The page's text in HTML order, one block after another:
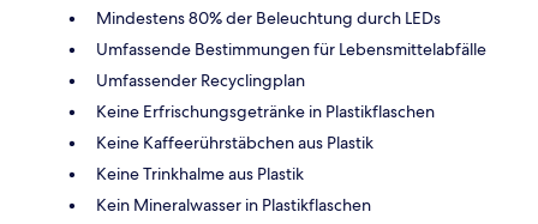
Mindestens 80% der Beleuchtung durch LEDs
Umfassende Bestimmungen für Lebensmittelabfälle
Umfassender Recyclingplan
Keine Erfrischungsgetränke in Plastikflaschen
Keine Kaffeerührstäbchen aus Plastik
Keine Trinkhalme aus Plastik
Kein Mineralwasser in Plastikflaschen